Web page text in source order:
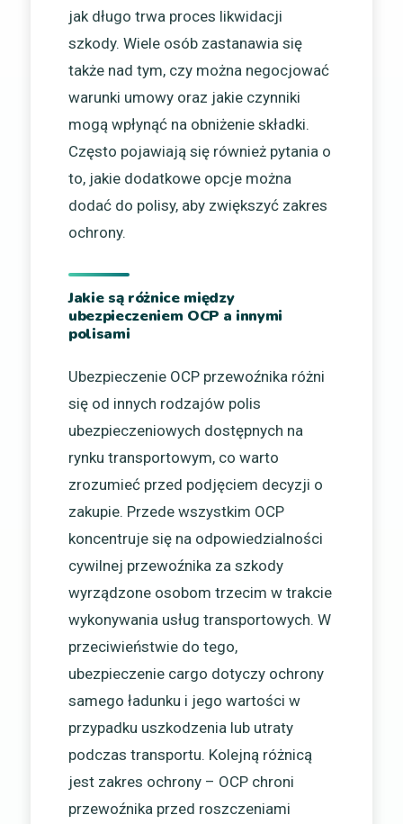
jak długo trwa proces likwidacji
szkody. Wiele osób zastanawia się
także nad tym, czy można negocjować
warunki umowy oraz jakie czynniki
mogą wpłynąć na obniżenie składki.
Często pojawiają się również pytania o
to, jakie dodatkowe opcje można
dodać do polisy, aby zwiększyć zakres
ochrony.
Jakie są różnice między
ubezpieczeniem OCP a innymi
polisami
Ubezpieczenie OCP przewoźnika różni
się od innych rodzajów polis
ubezpieczeniowych dostępnych na
rynku transportowym, co warto
zrozumieć przed podjęciem decyzji o
zakupie. Przede wszystkim OCP
koncentruje się na odpowiedzialności
cywilnej przewoźnika za szkody
wyrządzone osobom trzecim w trakcie
wykonywania usług transportowych. W
przeciwieństwie do tego,
ubezpieczenie cargo dotyczy ochrony
samego ładunku i jego wartości w
przypadku uszkodzenia lub utraty
podczas transportu. Kolejną różnicą
jest zakres ochrony – OCP chroni
przewoźnika przed roszczeniami